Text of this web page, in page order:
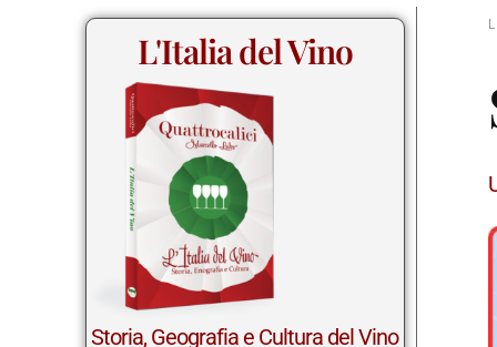
L'Italia del Vino
Storia, Geografia e Cultura del Vino